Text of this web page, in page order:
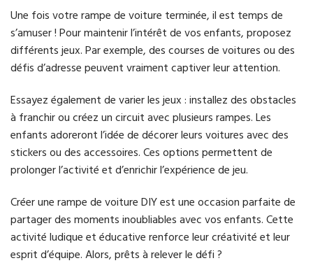
Une fois votre rampe de voiture terminée, il est temps de
s’amuser ! Pour maintenir l’intérêt de vos enfants, proposez
différents jeux. Par exemple, des courses de voitures ou des
défis d’adresse peuvent vraiment captiver leur attention.
Essayez également de varier les jeux : installez des obstacles
à franchir ou créez un circuit avec plusieurs rampes. Les
enfants adoreront l’idée de décorer leurs voitures avec des
stickers ou des accessoires. Ces options permettent de
prolonger l’activité et d’enrichir l’expérience de jeu.
Créer une rampe de voiture DIY est une occasion parfaite de
partager des moments inoubliables avec vos enfants. Cette
activité ludique et éducative renforce leur créativité et leur
esprit d’équipe. Alors, prêts à relever le défi ?